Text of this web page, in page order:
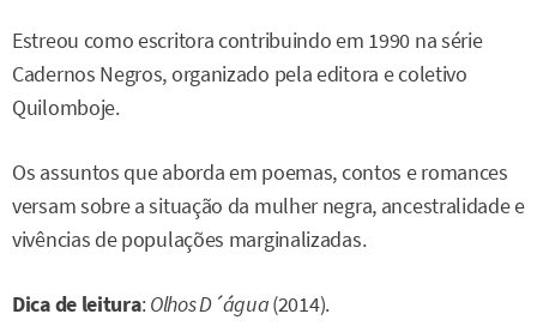
Estreou como escritora contribuindo em 1990 na série
Cadernos Negros, organizado pela editora e coletivo
Quilomboje.
Os assuntos que aborda em poemas, contos e romances
versam sobre a situação da mulher negra, ancestralidade e
vivências de populações marginalizadas.
Dica de leitura:Olhos D´água(2014).